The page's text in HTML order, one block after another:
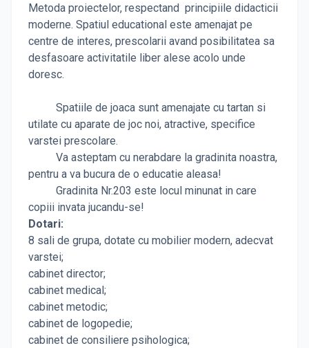
Metoda proiectelor, respectand principiile didacticii
moderne. Spatiul educational este amenajat pe
centre de interes, prescolarii avand posibilitatea sa
desfasoare activitatile liber alese acolo unde
doresc.
Spatiile de joaca sunt amenajate cu tartan si
utilate cu aparate de joc noi, atractive, specifice
varstei prescolare.
Va asteptam cu nerabdare la gradinita noastra,
pentru a va bucura de o educatie aleasa!
Gradinita Nr.203 este locul minunat in care
copiii invata jucandu-se!
Dotari:
8 sali de grupa, dotate cu mobilier modern, adecvat
varstei;
cabinet director;
cabinet medical;
cabinet metodic;
cabinet de logopedie;
cabinet de consiliere psihologica;